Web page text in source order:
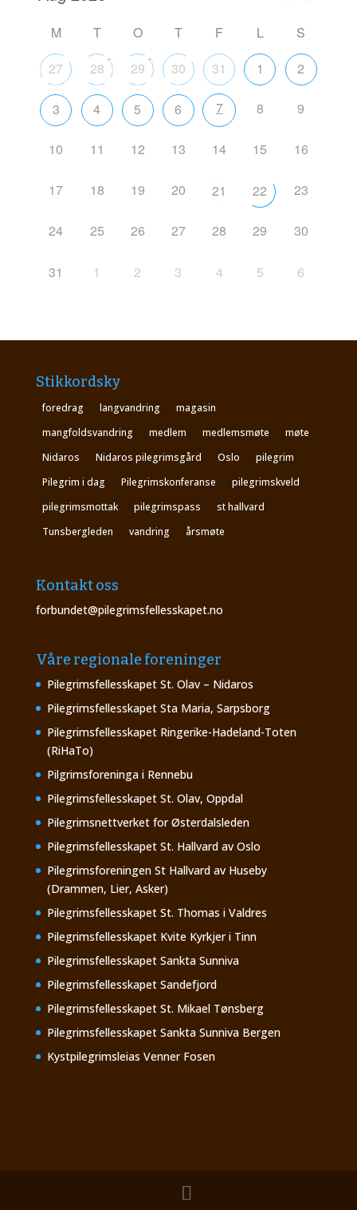
M T O T F L
S
27
28
+
29
+
30 31 1 2
3 4 5 6 7 8 9
10 11 12 13 14 15 16
17 18 19 20 21 22 23
24 25 26 27 28 29 30
31 1 2 3 4 5 6
Stikkordsky
foredrag langvandring
magasin
mangfoldsvandring
medlem medlemsmøte
møte
Nidaros
Nidaros pilegrimsgård Oslo
pilegrim
Pilegrim i dag
Pilegrimskonferanse
pilegrimskveld
pilegrimsmottak
pilegrimspass
st hallvard
Tunsbergleden
vandring årsmøte
Kontakt oss
forbundet@pilegrimsfellesskapet.no
Våre regionale foreninger
Pilegrimsfellesskapet St. Olav – Nidaros
Pilegrimsfellesskapet Sta Maria, Sarpsborg
Pilegrimsfellesskapet Ringerike-Hadeland-Toten
(RiHaTo)
Pilgrimsforeninga i Rennebu
Pilegrimsfellesskapet St. Olav, Oppdal
Pilegrimsnettverket for Østerdalsleden
Pilegrimsfellesskapet St. Hallvard av Oslo
Pilegrimsforeningen St Hallvard av Huseby
(Drammen, Lier, Asker)
Pilegrimsfellesskapet St. Thomas i Valdres
Pilegrimsfellesskapet Kvite Kyrkjer i Tinn
Pilegrimsfellesskapet Sankta Sunniva
Pilegrimsfellesskapet Sandefjord
Pilegrimsfellesskapet St. Mikael Tønsberg
Pilegrimsfellesskapet Sankta Sunniva Bergen
Kystpilegrimsleias Venner Fosen